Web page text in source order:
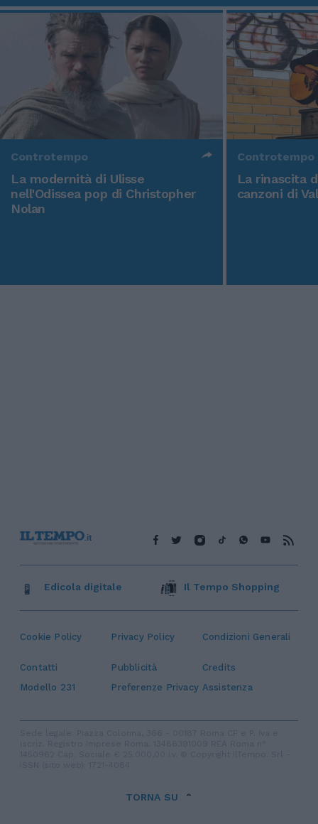
Controtempo
La modernità di Ulisse
nell'Odissea pop di Christopher
Nolan
Controtempo
La rinascita
canzoni di
Cookie Policy Privacy Policy Condizioni Generali
Contatti Pubblicità
Credits
Modello 231
Preferenze Privacy Assistenza
Edicola digitale Il Tempo Shopping
TORNA SU